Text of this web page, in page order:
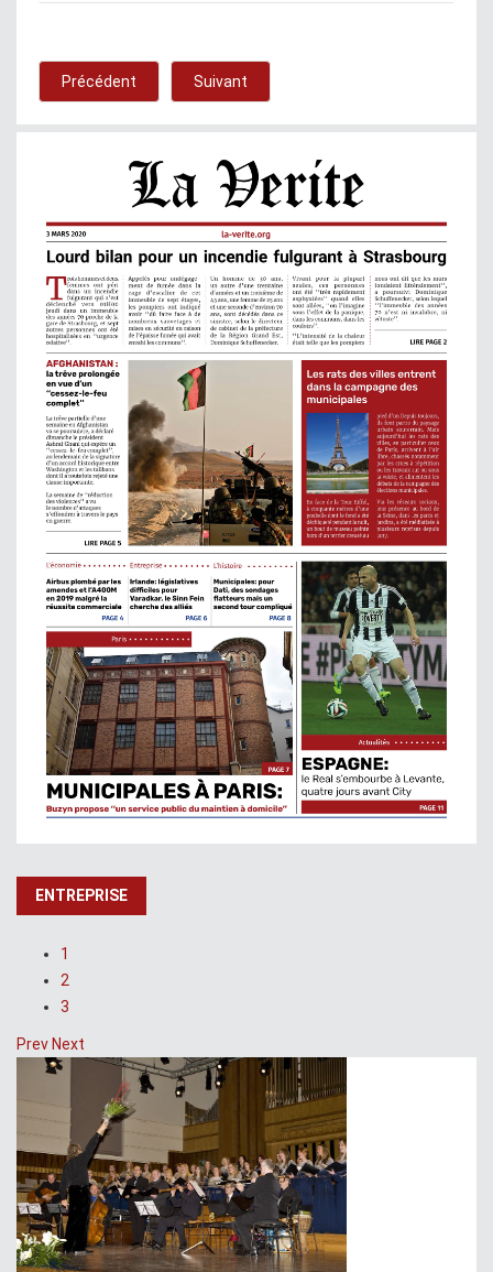
Précédent Suivant
ENTREPRISE
1
2
3
Prev Next